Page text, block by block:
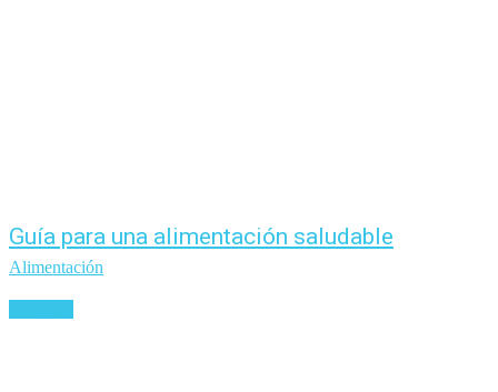
Guía para una alimentación saludable
Alimentación